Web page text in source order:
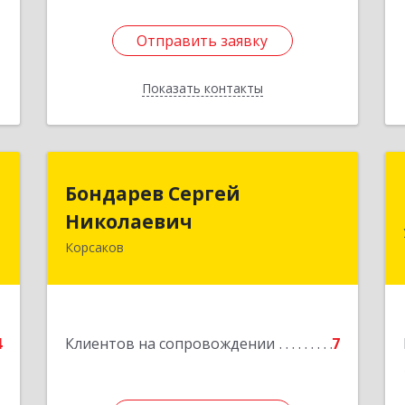
Отправить заявку
Показать контакты
Отправить заявку
Назад
Бондарев Сергей
Николаевич
Корсаков
Клиентов на сопровождении 7
Бондарев Сергей
Николаевич